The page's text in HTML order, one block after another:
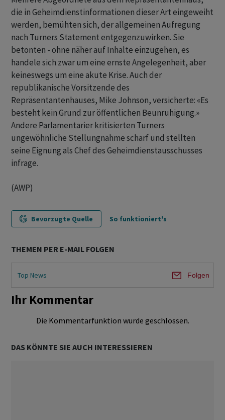
die in Geheimdienstinformationen dieser Art eingeweiht
werden, bemühten sich, der allgemeinen Aufregung
nach Turners Statement entgegenzuwirken. Sie
betonten - ohne näher auf Inhalte einzugehen, es
handele sich zwar um eine ernste Angelegenheit, aber
keineswegs um eine akute Krise. Auch der
republikanische Vorsitzende des
Repräsentantenhauses, Mike Johnson, versicherte: «Es
besteht kein Grund zur öffentlichen Beunruhigung.»
Andere Parlamentarier kritisierten Turners
ungewöhnliche Stellungnahme scharf und stellten
seine Eignung als Chef des Geheimdienstausschusses
infrage.
(AWP)
Bevorzugte Quelle So funktioniert's
THEMEN PER E-MAIL FOLGEN
Top News Folgen
Ihr Kommentar
Die Kommentarfunktion wurde geschlossen.
DAS KÖNNTE SIE AUCH INTERESSIEREN